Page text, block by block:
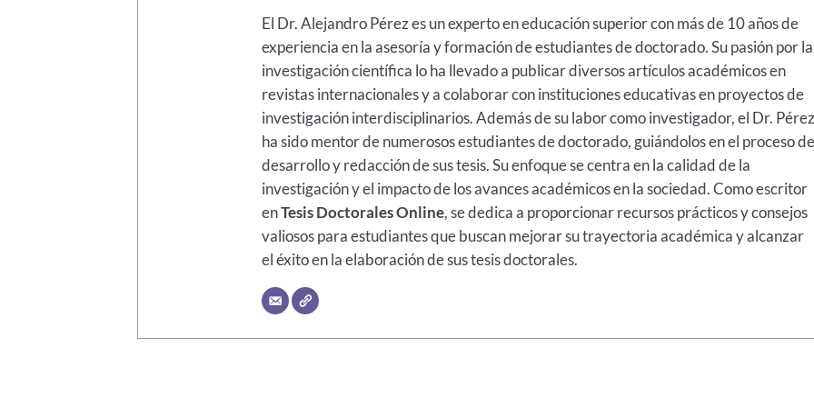
El Dr. Alejandro Pérez es un experto en educación superior con más de 10 años de
experiencia en la asesoría y formación de estudiantes de doctorado. Su pasión por la
investigación científica lo ha llevado a publicar diversos artículos académicos en
revistas internacionales y a colaborar con instituciones educativas en proyectos de
investigación interdisciplinarios. Además de su labor como investigador, el Dr. Pérez
ha sido mentor de numerosos estudiantes de doctorado, guiándolos en el proceso de
desarrollo y redacción de sus tesis. Su enfoque se centra en la calidad de la
investigación y el impacto de los avances académicos en la sociedad. Como escritor
enTesis Doctorales Online, se dedica a proporcionar recursos prácticos y consejos
valiosos para estudiantes que buscan mejorar su trayectoria académica y alcanzar
el éxito en la elaboración de sus tesis doctorales.